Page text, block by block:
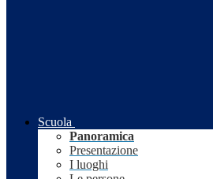
Scuola
Panoramica
Presentazione
I luoghi